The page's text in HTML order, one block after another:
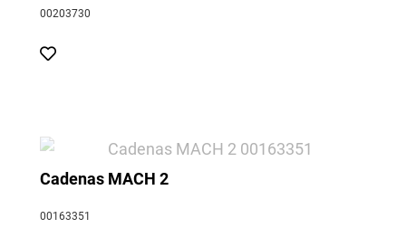
00203730
Cadenas MACH 2
00163351